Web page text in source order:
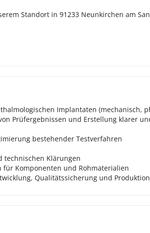
Standort in 91233 Neunkirchen am
Implantaten (mechanisch,
Prüfergebnissen und Erstellung klarer
bestehender Testverfahren
technischen Klärungen
Komponenten und Rohmaterialien
Qualitätssicherung und Produktion